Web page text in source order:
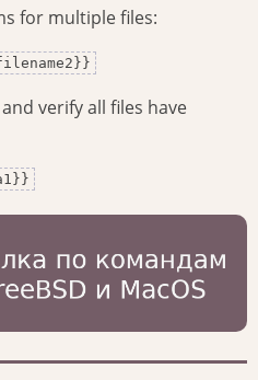
for multiple files:
verify all files have